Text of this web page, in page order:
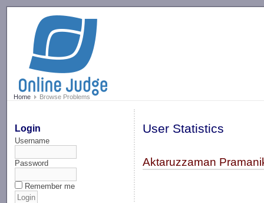
Home Browse Problems
Login
Username
Password
Remember me
User Statistics
Aktaruzzaman